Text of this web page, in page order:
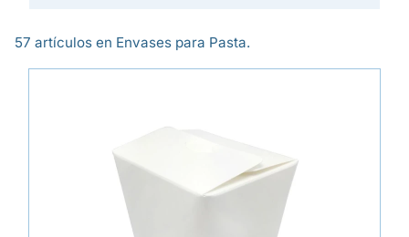
57 artículos en Envases para Pasta.